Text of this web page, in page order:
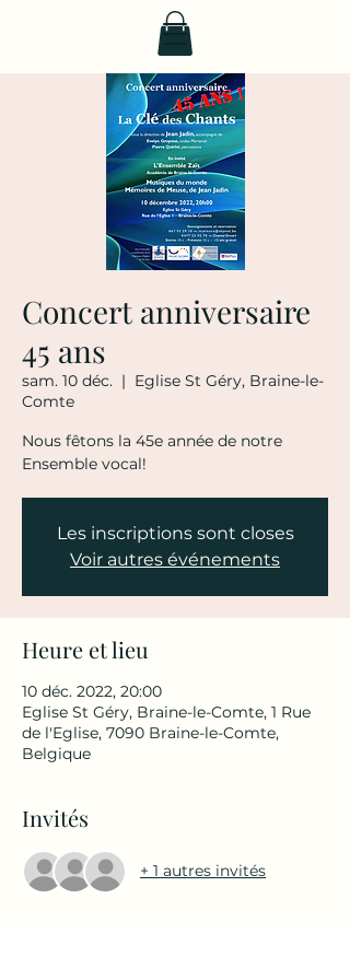
Concert anniversaire
45 ans
sam. 10 déc.
  |
Eglise St Géry, Braine-le-
Comte
Nous fêtons la 45e année de notre
Ensemble vocal!
Les inscriptions sont closes
Voir autres événements
Heure et lieu
10 déc. 2022, 20:00
Eglise St Géry, Braine-le-Comte, 1 Rue
de l'Eglise, 7090 Braine-le-Comte,
Belgique
Invités
+ 1 autres invités